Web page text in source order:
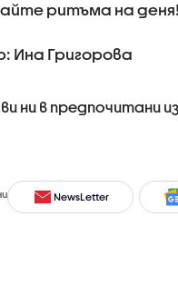
ритъма на
Ина Григорова
ни в предпочитани
NewsLetter